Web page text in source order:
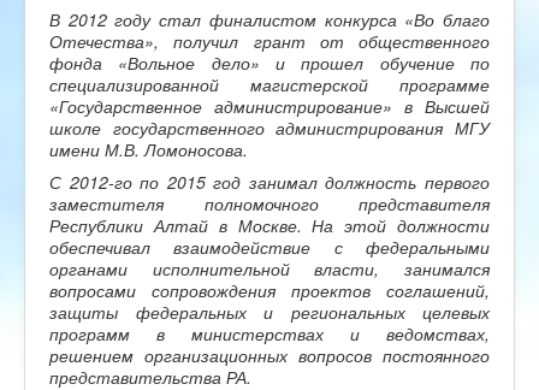
В 2012 году стал финалистом конкурса «Во благо
Отечества», получил грант от общественного
фонда «Вольное дело» и прошел обучение по
специализированной магистерской программе
«Государственное администрирование» в Высшей
школе государственного администрирования МГУ
имени М.В. Ломоносова.
С 2012-го по 2015 год занимал должность первого
заместителя полномочного представителя
Республики Алтай в Москве. На этой должности
обеспечивал взаимодействие с федеральными
органами исполнительной власти, занимался
вопросами сопровождения проектов соглашений,
защиты федеральных и региональных целевых
программ в министерствах и ведомствах,
решением организационных вопросов постоянного
представительства РА.